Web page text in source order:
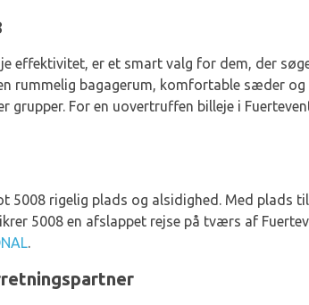
effektivitet, er et smart valg for dem, der
rummelig bagagerum, komfortable sæder
For en uovertruffen billeje i
5008 rigelig plads og alsidighed. Med plads
5008 en afslappet rejse på tværs af
.